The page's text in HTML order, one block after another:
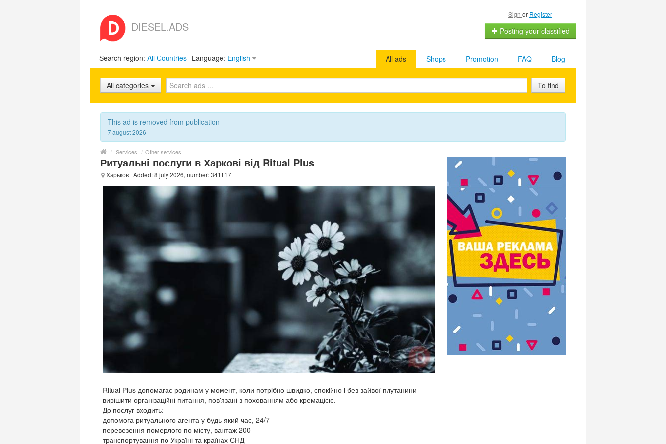
DIESEL.ADS
Sign or Register
Posting your classified
Search region: All Countries Language: English Blog
FAQ
Promotion
Shops
All ads
All categories To find
This ad is removed from publication
7 august 2026
/ Services / Other services
Ритуальні послуги в Харкові від Ritual Plus
Харьков | Added: 8 july 2026, number: 341117
Ritual Plus допомагає родинам у момент, коли потрібно швидко, спокійно і без зайвої плутанини
вирішити організаційні питання, пов'язані з похованням або кремацією.
До послуг входить:
допомога ритуального агента у будь-який час, 24/7
перевезення померлого по місту, вантаж 200
транспортування по Україні та країнах СНД